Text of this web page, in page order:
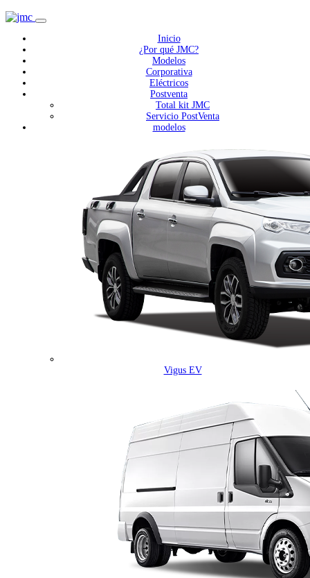
Inicio
¿Por qué JMC?
Modelos
Corporativa
Eléctricos
Postventa
Total kit JMC
Servicio PostVenta
modelos
Vigus EV